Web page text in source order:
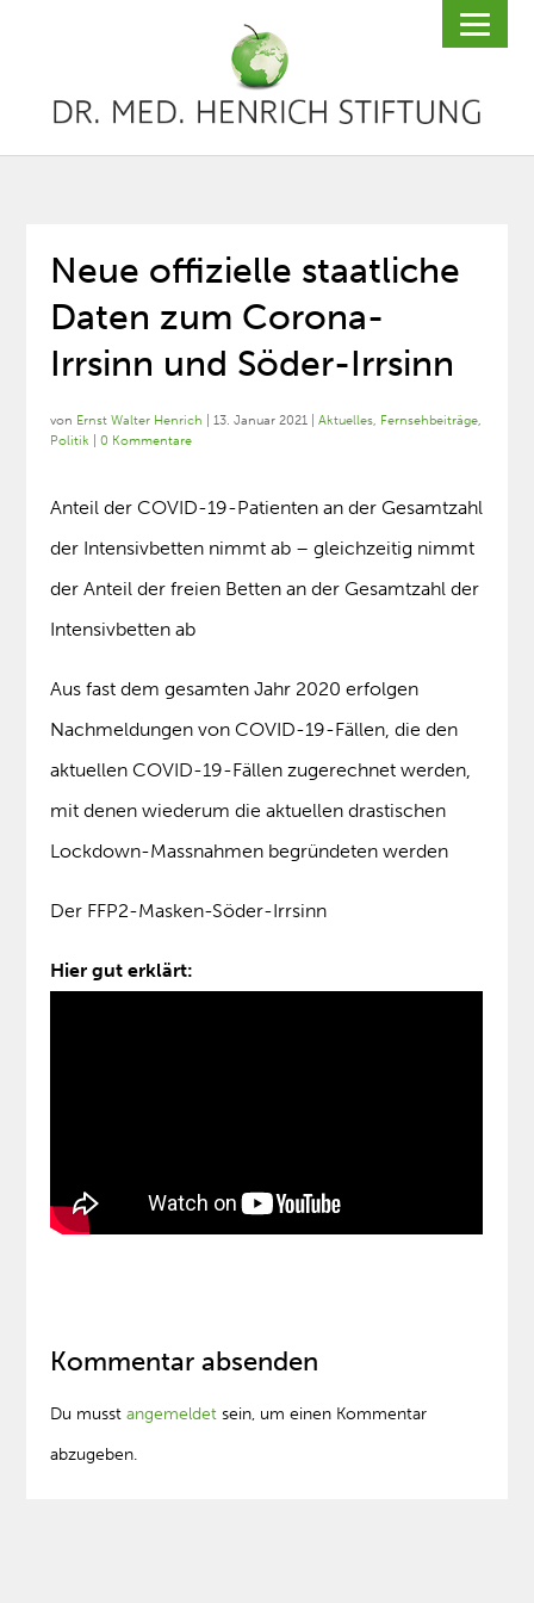
Neue offizielle staatliche
Daten zum Corona-
Irrsinn und Söder-Irrsinn
von Ernst Walter Henrich |13. Januar 2021 |Aktuelles, Fernsehbeiträge,
Politik
|0 Kommentare
Anteil der COVID-19-Patienten an der Gesamtzahl
der Intensivbetten nimmt ab – gleichzeitig nimmt
der Anteil der freien Betten an der Gesamtzahl der
Intensivbetten ab
Aus fast dem gesamten Jahr 2020 erfolgen
Nachmeldungen von COVID-19-Fällen, die den
aktuellen COVID-19-Fällen zugerechnet werden,
mit denen wiederum die aktuellen drastischen
Lockdown-Massnahmen begründeten werden
Der FFP2-Masken-Söder-Irrsinn
Hier gut erklärt:
Kommentar absenden
Du musstangemeldet sein, um einen Kommentar
abzugeben.